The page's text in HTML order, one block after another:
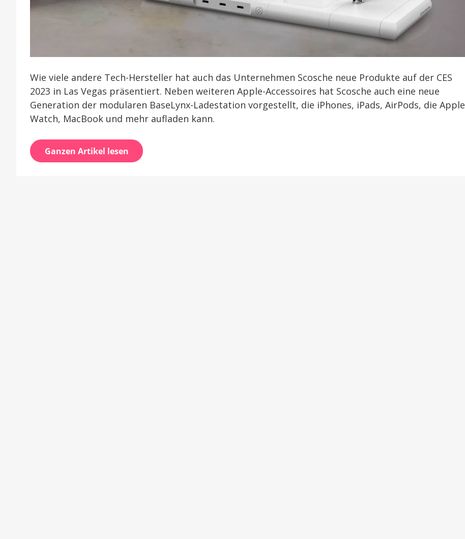
Wie viele andere Tech-Hersteller hat auch das Unternehmen Scosche neue Produkte auf der CES
2023 in Las Vegas präsentiert. Neben weiteren Apple-Accessoires hat Scosche auch eine neue
Generation der modularen BaseLynx-Ladestation vorgestellt, die iPhones, iPads, AirPods, die Apple
Watch, MacBook und mehr aufladen kann.
Ganzen Artikel lesen